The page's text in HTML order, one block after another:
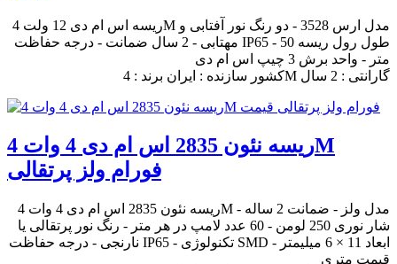
ریسه اس ام دی 12 ولت 4M مدل ارس 3528 - دو رنگ نور آفتابی و
مهتابی - 2 سال ضمانت - درجه حفاظت IP65 - طول رول ریسه 50
متر - واحد برش 3 چیپ اس ام دی
کشور سازنده : ایران برند : 4M گارانتی : 2 سال
ریسه نئون 2835 اس ام دی 4 وات 4M
فورام ولز پرتقالی
ریسه نئون 2835 اس ام دی 4 وات 4M مدل ولز - ضمانت 2 ساله -
شار نوری 250 لومن - 60 عدد لامپ در هر متر - رنگ نور پرتقالی یا
نارنجی - درجه حفاظت IP65 - تکنولوژی SMD - ابعاد 11 × 6 میلیمتر
قیمت متری